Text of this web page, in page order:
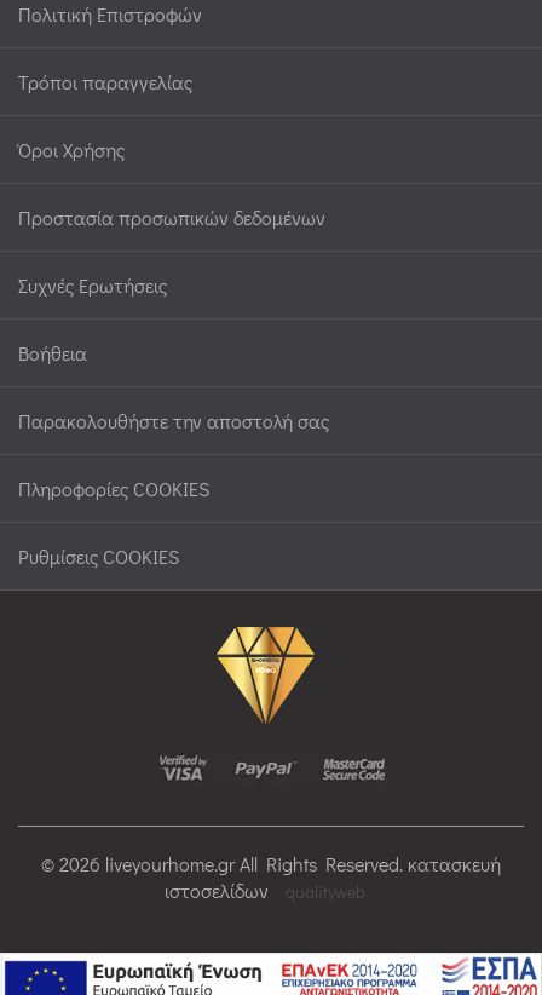
Πολιτική Επιστροφών
Τρόποι παραγγελίας
Όροι Χρήσης
Προστασία προσωπικών δεδομένων
Συχνές Ερωτήσεις
Βοήθεια
Παρακολουθήστε την αποστολή σας
Πληροφορίες COOKIES
Ρυθμίσεις COOKIES
© 2026 liveyourhome.gr All Rights Reserved. κατασκευή
ιστοσελίδων
qualityweb